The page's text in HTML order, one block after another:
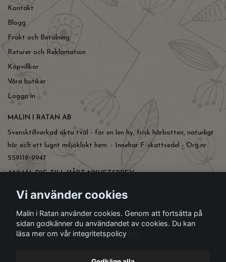
Kontakt
Blogg
Frakt och Betalning
Returer och Reklamation
Köpvillkor
Våra butiker
Logga in
MALIN I RATAN AB
Svensktillverkad äkta tvål - för en len hy, frisk hårbotten, naturligt
hår och ett lugnt miljöklokt hem. - Innehar F-skattsedel - Org.nr:
559119-9947
ANMÄL DIG TILL VÅRT NYHETSBREV
Vi använder cookies
Malin i Ratan använder cookies. Genom att fortsätta på
sidan godkänner du användandet av cookies. Du kan
läsa mer om vår integritetspolicy